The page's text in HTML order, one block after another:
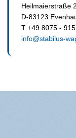
Heilmaierstraße 2
D-83123
T +49 8075 -
info@stabilus-